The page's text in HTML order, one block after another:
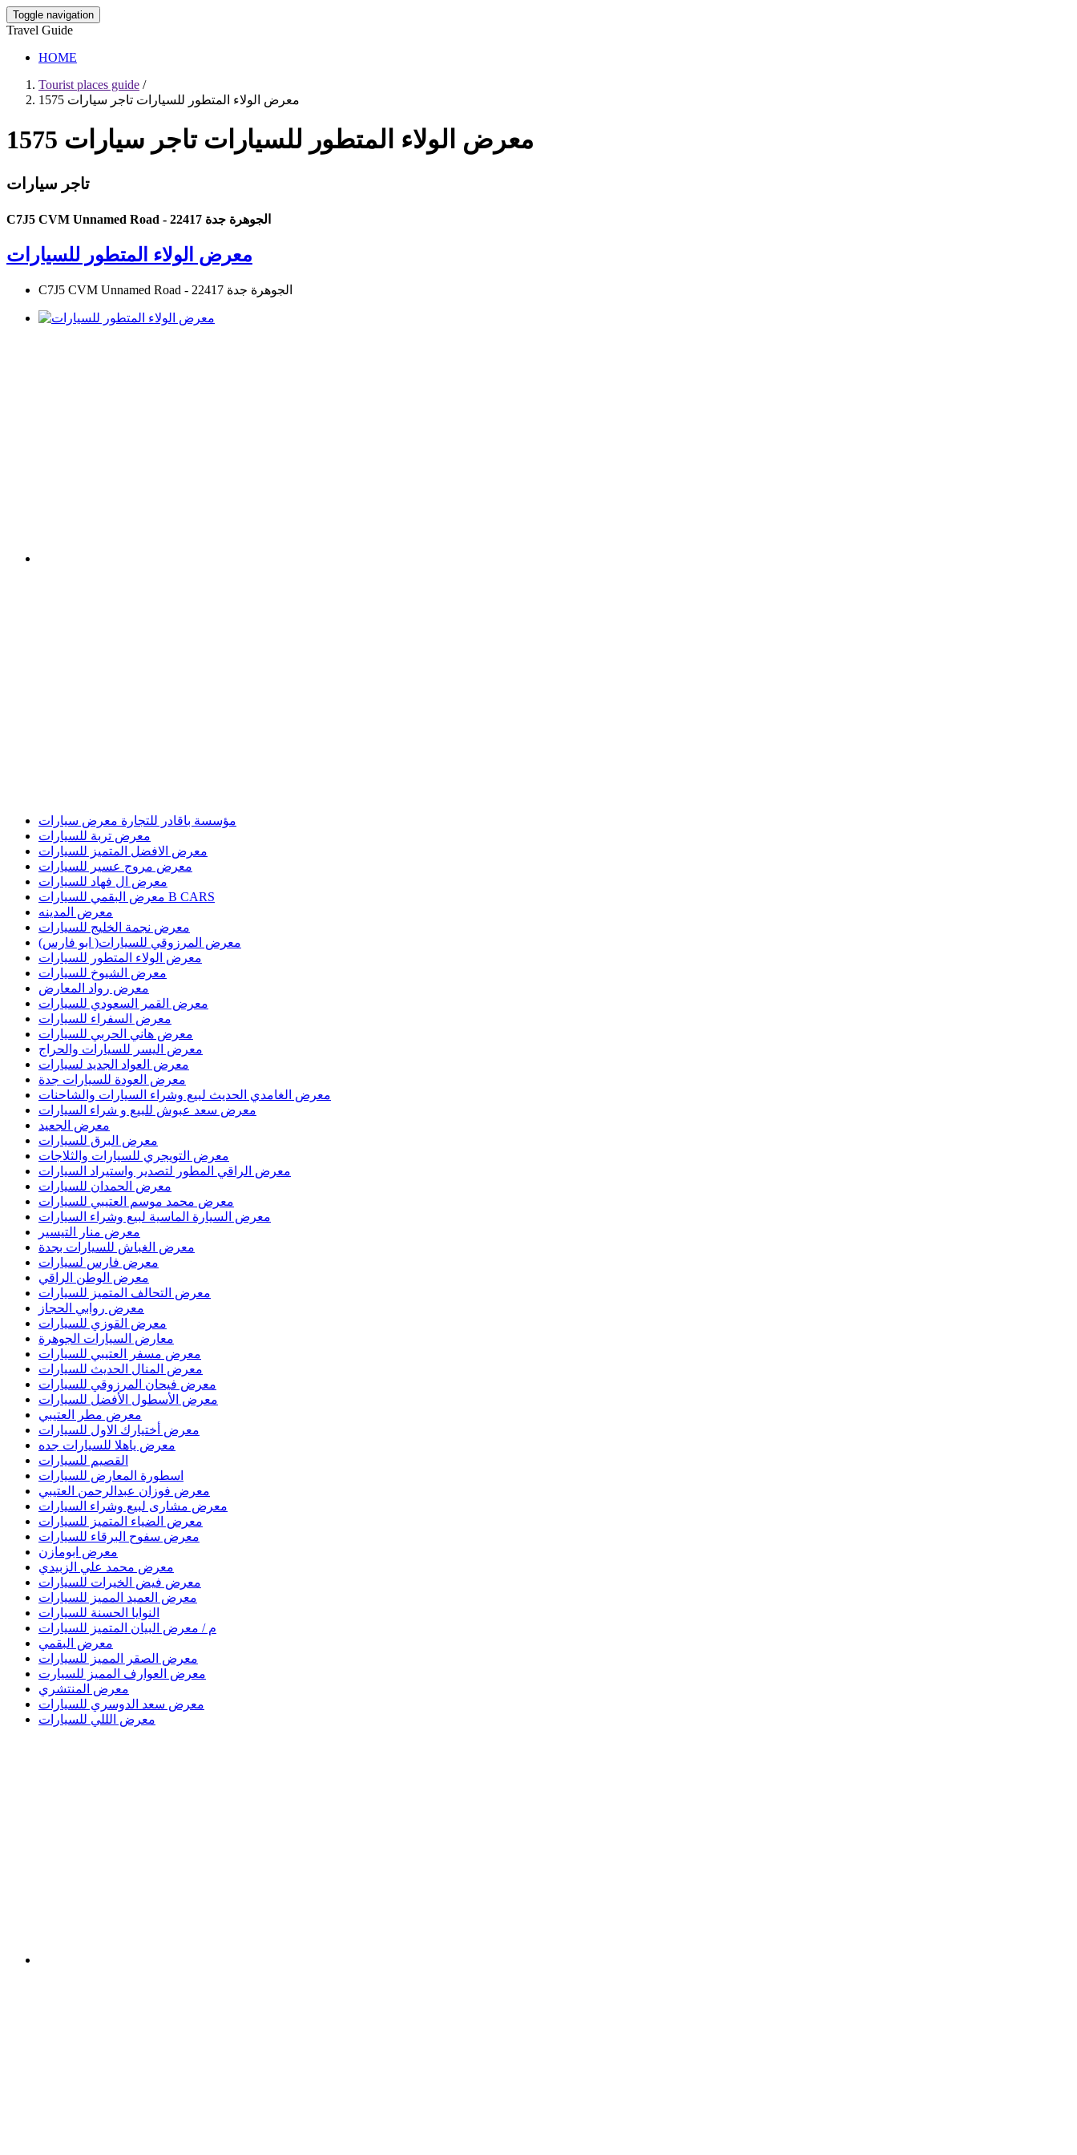
Toggle navigation
Travel Guide
HOME
Tourist places guide /
معرض الولاء المتطور للسيارات تاجر سيارات 1575
معرض الولاء المتطور للسيارات تاجر سيارات 1575
تاجر سيارات
C7J5 CVM Unnamed Road - الجوهرة جدة 22417
معرض الولاء المتطور للسيارات
C7J5 CVM Unnamed Road - الجوهرة جدة 22417
مؤسسة باقادر للتجارة معرض سيارات
معرض تربة للسيارات
معرض الافضل المتميز للسيارات
معرض مروج عسير للسيارات
معرض ال فهاد للسيارات
معرض البقمي للسيارات B CARS
معرض المدينه
معرض نجمة الخليج للسيارات
معرض المرزوقي للسيارات( ابو فارس)
معرض الولاء المتطور للسيارات
معرض الشيوخ للسيارات
معرض رواد المعارض
معرض القمر السعودي للسيارات
معرض السفراء للسيارات
معرض هاني الحربي للسيارات
معرض اليسر للسيارات والحراج
معرض العواد الجديد لسيارات
معرض العودة للسيارات جدة
معرض الغامدي الحديث لبيع وشراء السيارات والشاحنات
معرض سعد عبوش للبيع و شراء السيارات
معرض الجعيد
معرض البرق للسيارات
معرض التويجري للسيارات والثلاجات
معرض الراقي المطور لتصدير واستيراد السيارات
معرض الحمدان للسيارات
معرض محمد موسم العتيبي للسيارات
معرض السيارة الماسية لبيع وشراء السيارات
معرض منار التيسير
معرض الغباش للسيارات بجدة
معرض فارس لسيارات
معرض الوطن الراقي
معرض التحالف المتميز للسيارات
معرض روابي الحجاز
معرض القوزي للسيارات
معارض السيارات الجوهرة
معرض مسفر العتيبي للسيارات
معرض المنال الحديث للسيارات
معرض فيحان المرزوقي للسيارات
معرض الأسطول الأفضل للسيارات
معرض مطر العتيبي
معرض أختيارك الاول للسيارات
معرض ياهلا للسيارات جده
القصيم للسيارات
اسطورة المعارض للسيارات
معرض فوزان عبدالرحمن العتيبي
معرض مشارى لبيع وشراء السيارات
معرض الضياء المتميز للسيارات
معرض سفوح البرقاء للسيارات
معرض ابومازن
معرض محمد علي الزبيدي
معرض فيض الخيرات للسيارات
معرض العميد المميز للسيارات
النوايا الحسنة للسيارات
م / معرض البيان المتميز للسيارات
معرض البقمي
معرض الصقر المميز للسيارات
معرض العوارف المميز للسيارت
معرض المنتشري
معرض سعد الدوسري للسيارات
معرض الللي للسيارات